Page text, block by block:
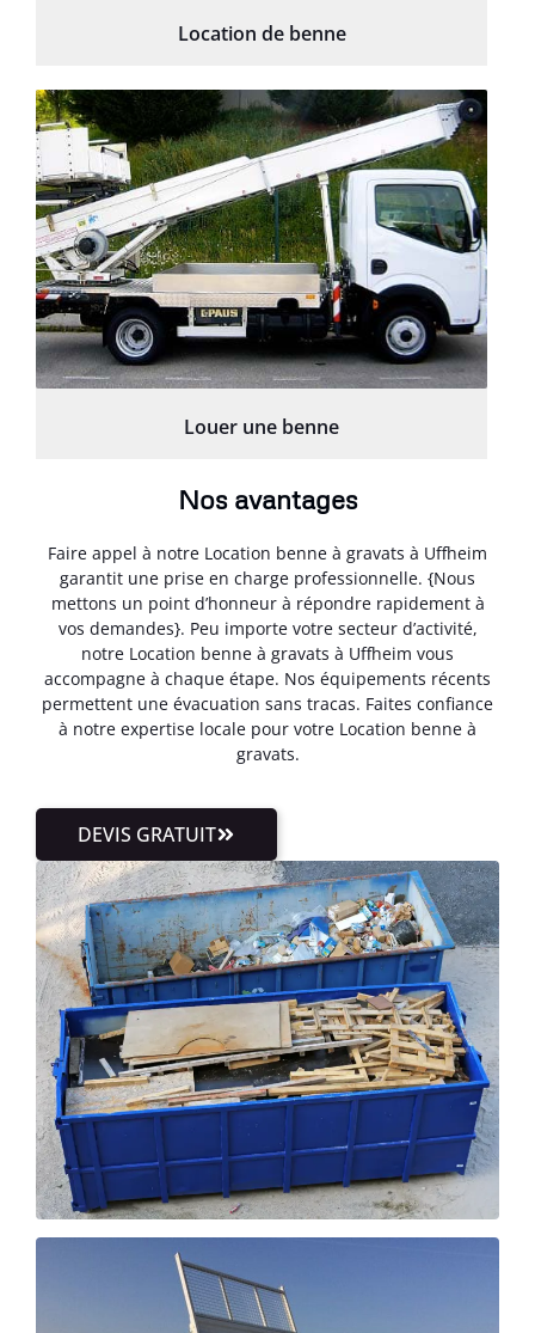
Location de benne
Louer une benne
Nos avantages
Faire appel à notre Location benne à gravats à Uffheim
garantit une prise en charge professionnelle. {Nous
mettons un point d’honneur à répondre rapidement à
vos demandes}. Peu importe votre secteur d’activité,
notre Location benne à gravats à Uffheim vous
accompagne à chaque étape. Nos équipements récents
permettent une évacuation sans tracas. Faites confiance
à notre expertise locale pour votre Location benne à
gravats.
DEVIS GRATUIT